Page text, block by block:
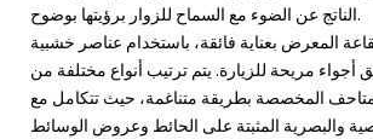
الناتج عن الضوء مع السماح للزوار برؤيتها بوضوح.
المعرض بعناية فائقة، باستخدام عناصر خشبية
مريحة للزيارة. يتم ترتيب أنواع مختلفة من
المخصصة بطريقة متناغمة، حيث تتكامل مع
والبصرية المثبتة على الحائط وعروض الوسائط